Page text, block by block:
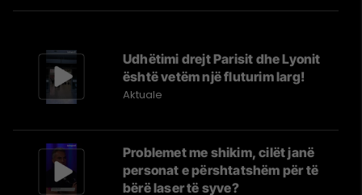
Udhëtimi drejt Parisit dhe Lyonit
është vetëm një fluturim larg!
Aktuale
Problemet me shikim, cilët janë
personat e përshtatshëm për të
bërë laser të syve?